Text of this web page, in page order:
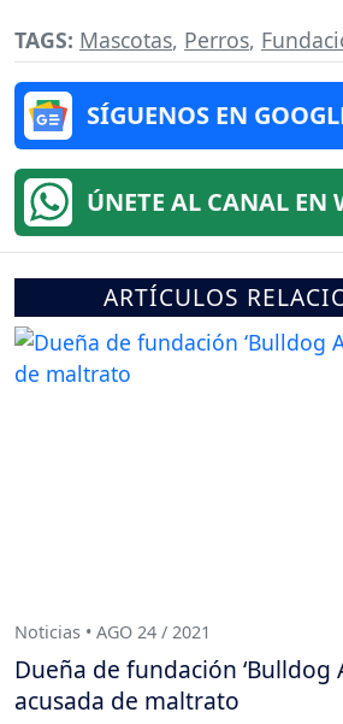
TAGS: Mascotas, Perros,
SÍGUENOS EN
ÚNETE AL CANAL EN
ARTÍCULOS
Noticias • AGO 24 / 2021
Dueña de fundación ‘Bulldog
acusada de maltrato